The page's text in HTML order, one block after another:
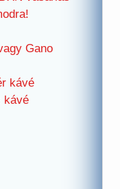
Gano
kávé
kávé